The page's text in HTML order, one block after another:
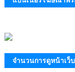
จำนวนการดูหน้าเว็